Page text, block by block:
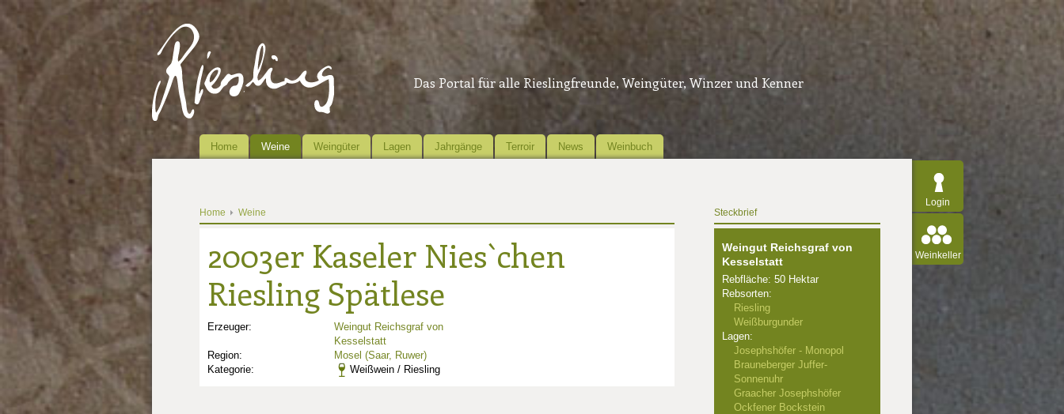
Das Portal für alle Rieslingfreunde, Weingüter, Winzer und Kenner
Home Weine Weingüter Lagen Jahrgänge Terroir News Weinbuch
Login
Weinkeller
Home Weine
2003er Kaseler Nies`chen
Riesling Spätlese
Erzeuger:
Weingut Reichsgraf von
Kesselstatt
Region:
Mosel (Saar, Ruwer)
Kategorie:
Weißwein / Riesling
Steckbrief
Weingut Reichsgraf von
Kesselstatt
Rebfläche: 50 Hektar
Rebsorten:
Riesling
Weißburgunder
Lagen:
Josephshöfer - Monopol
Brauneberger Juffer-
Sonnenuhr
Graacher Josephshöfer
Ockfener Bockstein